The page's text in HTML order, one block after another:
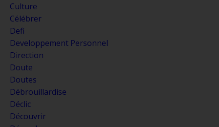
Culture
Célébrer
Defi
Developpement Personnel
Direction
Doute
Doutes
Débrouillardise
Déclic
Découvrir